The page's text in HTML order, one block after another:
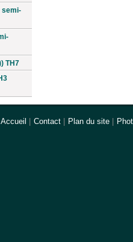
semi-
TH7
Accueil Contact Plan du site